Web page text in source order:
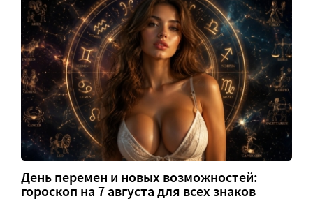
День перемен и новых возможностей:
гороскоп на 7 августа для всех знаков